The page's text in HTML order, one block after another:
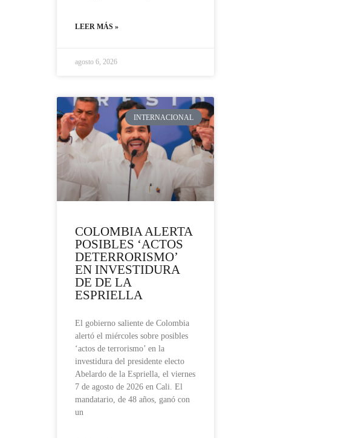
LEER MÁS »
agosto 6, 2026
INTERNACIONAL
COLOMBIA ALERTA
POSIBLES ‘ACTOS
DETERRORISMO’
EN INVESTIDURA
DE DE LA
ESPRIELLA
El gobierno saliente de Colombia
alertó el miércoles sobre posibles
‘actos de terrorismo’ en la
investidura del presidente electo
Abelardo de la Espriella, el viernes
7 de agosto de 2026 en Cali. El
mandatario, de 48 años, ganó con
un